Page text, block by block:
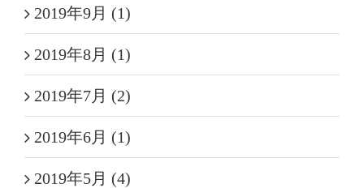
2019年9月 (1)
2019年8月 (1)
2019年7月 (2)
2019年6月 (1)
2019年5月 (4)